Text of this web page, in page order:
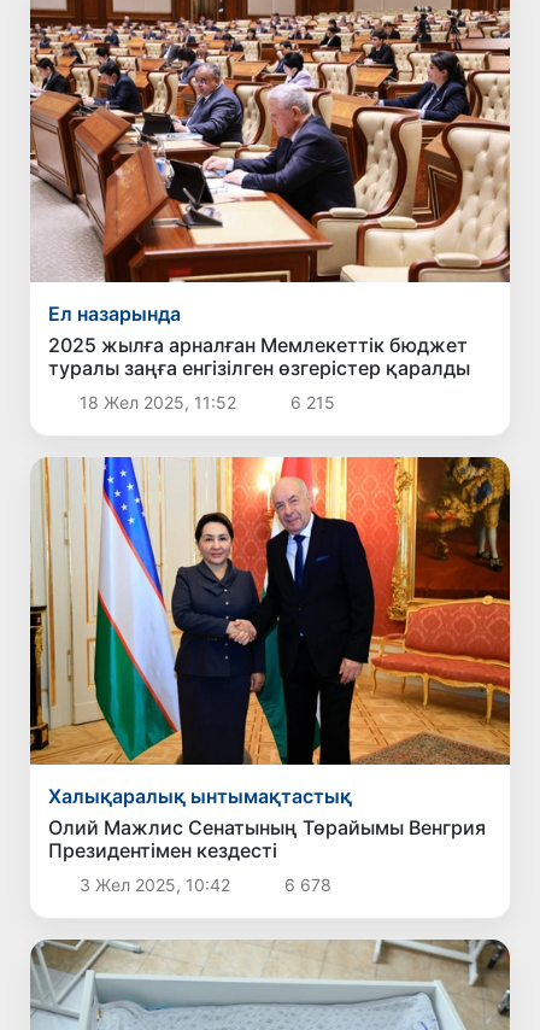
Ел назарында
2025 жылға арналған Мемлекеттік бюджет
туралы заңға енгізілген өзгерістер қаралды
18 Жел 2025, 11:52 6 215
Халықаралық ынтымақтастық
Олий Мажлис Сенатының Төрайымы Венгрия
Президентімен кездесті
3 Жел 2025, 10:42 6 678